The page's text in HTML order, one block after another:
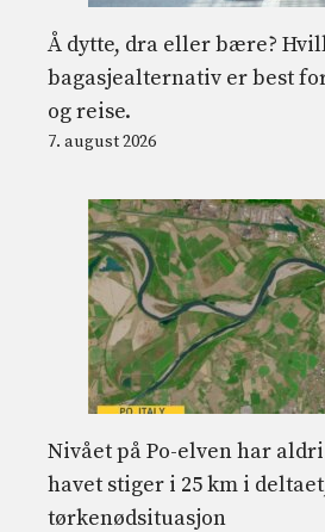
Å dytte, dra eller bære?
bagasjealternativ er best
og reise.
7. august 2026
Nivået på Po-elven har
havet stiger i 25 km i
tørkenødsituasjon